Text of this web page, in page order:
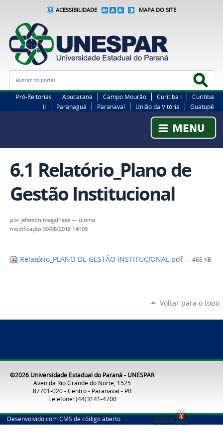
ACESSIBILIDADE MAPA DO SITE
Busca
Pró-Reitorias Apucarana Campo Mourão Curitiba I
Curitiba
II
Paranaguá Paranavaí União da Vitória Guatupê
6.1 Relatório_Plano de
Gestão Institucional
por jeferson.magalhaes — última
modificação 30/08/2018 14h09
Relatório_PLANO DE GESTÃO INSTITUCIONAL.pdf — 468 KB
Voltar para o topo
©2026 Universidade Estadual do Paraná - UNESPAR
Avenida Rio Grande do Norte, 1525
87701-020 - Centro - Paranavaí - PR
Telefone: (44)3141-4700
Desenvolvido com CMS de código aberto